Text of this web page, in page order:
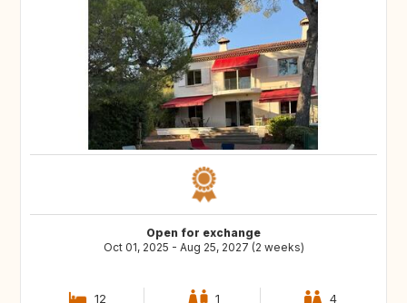
Open for exchange
Oct 01, 2025 - Aug 25, 2027 (2 weeks)
12 1 4